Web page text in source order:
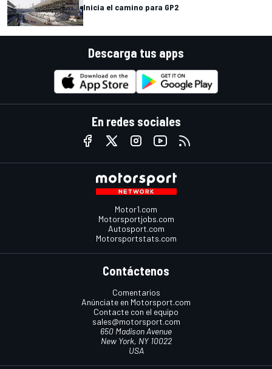
Inicia el camino para GP2
Descarga tus apps
En redes sociales
Motor1.com
Motorsportjobs.com
Autosport.com
Motorsportstats.com
Contáctenos
Comentarios
Anúnciate en Motorsport.com
Contacte con el equipo
sales@motorsport.com
650 Madison Avenue
New York, NY 10022
USA